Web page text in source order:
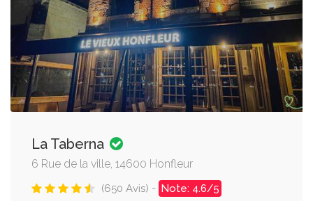
La Taberna
6 Rue de la ville, 14600 Honfleur
(650 Avis) - Note: 4.6/5